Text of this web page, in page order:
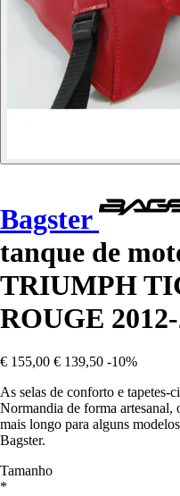
Bagster
tanque de
TRIUMPH
ROUGE
€ 155,00 € 139,50 -10%
As selas de conforto e tapetes-
Normandia de forma artesanal,
mais longo para alguns
Bagster.
Tamanho
*